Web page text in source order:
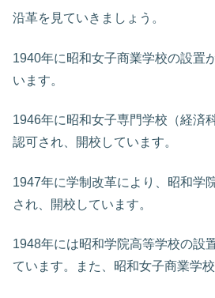
沿革を見ていきましょう。
1940年に昭和女子商業学校の設置
います。
1946年に昭和女子専門学校（経済
認可され、開校しています。
1947年に学制改革により、昭和学
され、開校しています。
1948年には昭和学院高等学校の設
ています。また、昭和女子商業学